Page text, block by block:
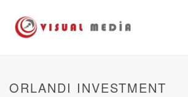
ORLANDI INVESTMENT